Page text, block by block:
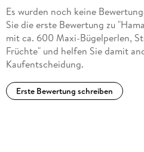
Es wurden noch keine
Sie die erste Bewertung zu
mit ca. 600 Maxi-Bügelperlen,
Früchte" und helfen Sie damit
Kaufentscheidung.
Erste Bewertung schreiben